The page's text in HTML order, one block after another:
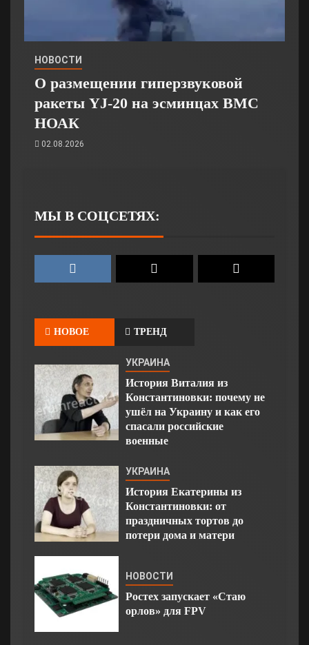
НОВОСТИ
О размещении гиперзвуковой
ракеты YJ-20 на эсминцах ВМС
НОАК
02.08.2026
МЫ В СОЦСЕТЯХ:
НОВОЕ ТРЕНД
УКРАИНА
История Виталия из
Константиновки: почему не
ушёл на Украину и как его
спасали российские
военные
УКРАИНА
История Екатерины из
Константиновки: от
праздничных тортов до
потери дома и матери
НОВОСТИ
Ростех запускает «Стаю
орлов» для FPV